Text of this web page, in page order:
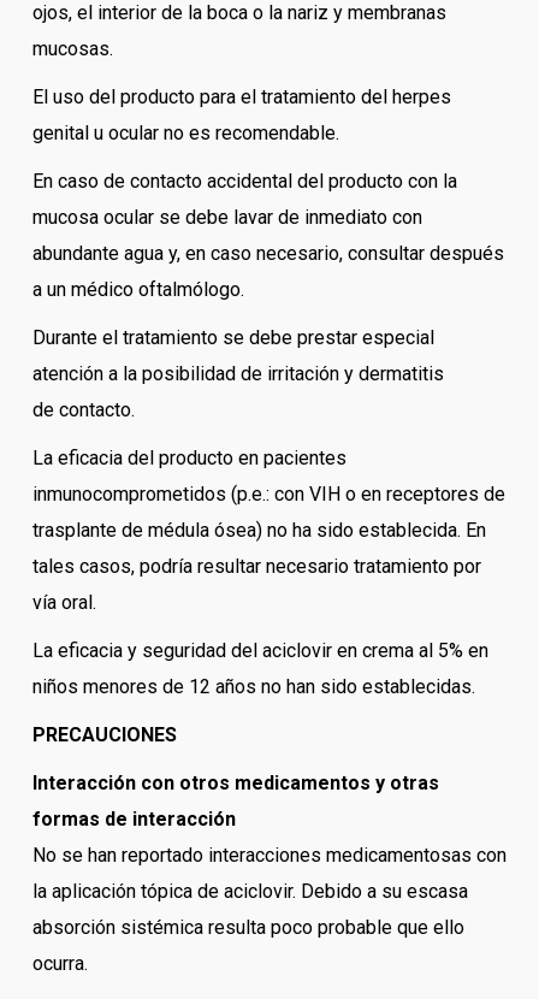
ojos, el interior de la boca o la nariz y membranas
mucosas.
El uso del producto para el tratamiento del herpes
genital u ocular no es recomendable.
En caso de contacto accidental del producto con la
mucosa ocular se debe lavar de inmediato con
abundante agua y, en caso necesario, consultar después
a un médico oftalmólogo.
Durante el tratamiento se debe prestar especial
atención a la posibilidad de irritación y dermatitis
de contacto.
La eficacia del producto en pacientes
inmunocomprometidos (p.e.: con VIH o en receptores de
trasplante de médula ósea) no ha sido establecida. En
tales casos, podría resultar necesario tratamiento por
vía oral.
La eficacia y seguridad del aciclovir en crema al 5% en
niños menores de 12 años no han sido establecidas.
PRECAUCIONES
Interacción con otros medicamentos y otras
formas de interacción
No se han reportado interacciones medicamentosas con
la aplicación tópica de aciclovir. Debido a su escasa
absorción sistémica resulta poco probable que ello
ocurra.